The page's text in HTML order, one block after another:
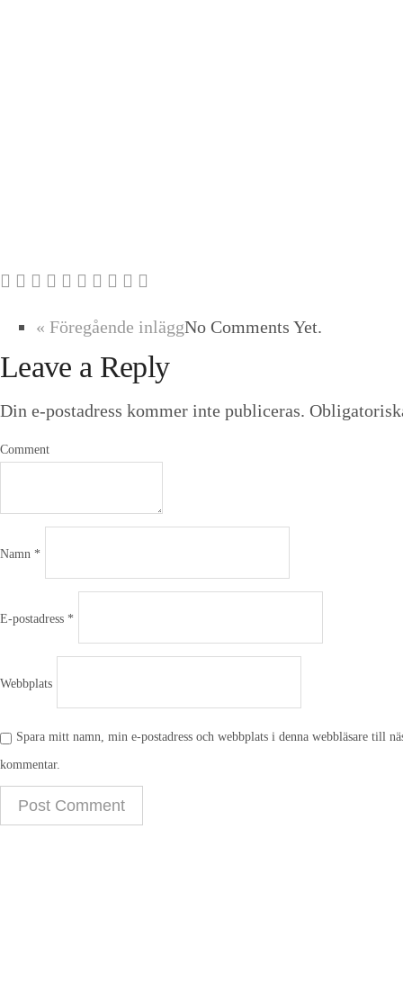
« Föregående inläggNo Comments Yet.
Leave a Reply
Din e-postadress kommer inte publiceras.
Comment
Namn *
E-postadress *
Webbplats
Spara mitt namn, min e-postadress och webbplats i denna webbläsare till
kommentar.